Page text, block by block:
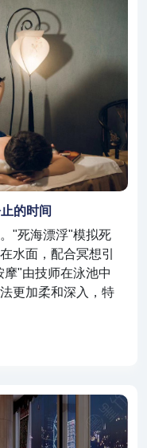
的时间
"死海漂浮"模拟死
水面，配合冥想引
"由技师在泳池中
更加柔和深入，特